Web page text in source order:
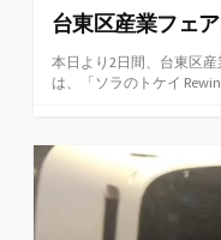
台東区産業フェ
本日より2日間、台東区
は、「ソラのトケイ